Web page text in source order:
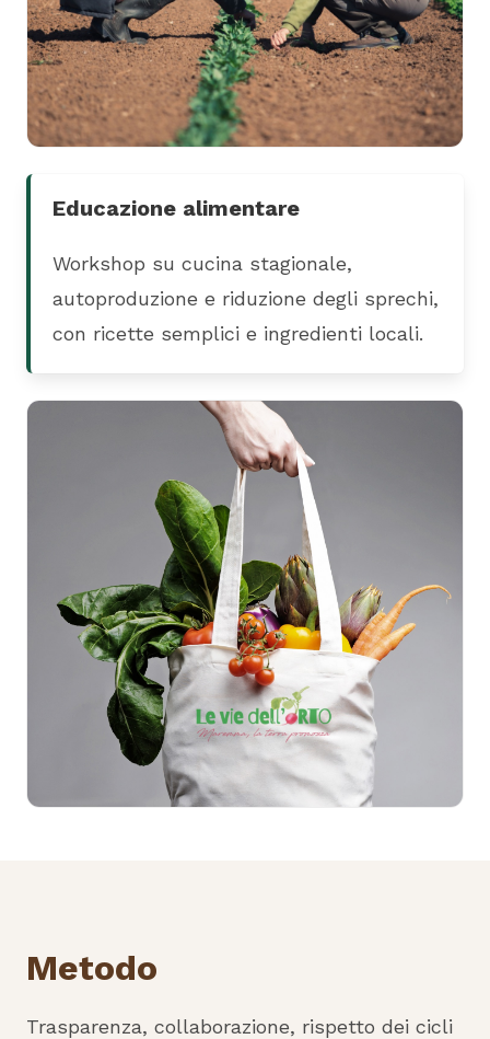
Educazione alimentare
Workshop su cucina stagionale,
autoproduzione e riduzione degli sprechi,
con ricette semplici e ingredienti locali.
Metodo
Trasparenza, collaborazione, rispetto dei cicli